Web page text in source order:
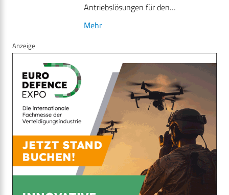
Antriebslösungen für den…
Mehr
Anzeige